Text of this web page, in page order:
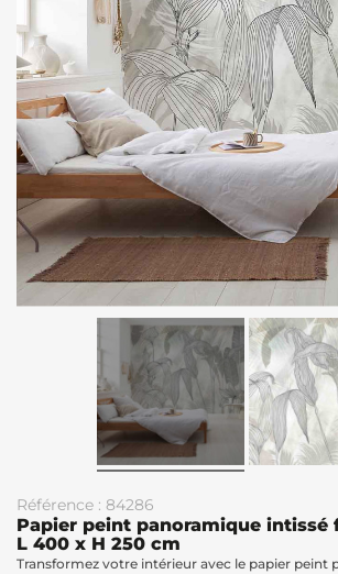
Référence : 84286
Papier peint panoramique intissé
L 400 x H 250 cm
Transformez votre intérieur avec le papier peint